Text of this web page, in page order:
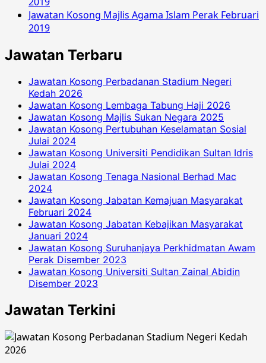
Jawatan Kosong Majlis Agama Islam Perak Februari
2019
Jawatan Terbaru
Jawatan Kosong Perbadanan Stadium Negeri
Kedah 2026
Jawatan Kosong Lembaga Tabung Haji 2026
Jawatan Kosong Majlis Sukan Negara 2025
Jawatan Kosong Pertubuhan Keselamatan Sosial
Julai 2024
Jawatan Kosong Universiti Pendidikan Sultan Idris
Julai 2024
Jawatan Kosong Tenaga Nasional Berhad Mac
2024
Jawatan Kosong Jabatan Kemajuan Masyarakat
Februari 2024
Jawatan Kosong Jabatan Kebajikan Masyarakat
Januari 2024
Jawatan Kosong Suruhanjaya Perkhidmatan Awam
Perak Disember 2023
Jawatan Kosong Universiti Sultan Zainal Abidin
Disember 2023
Jawatan Terkini